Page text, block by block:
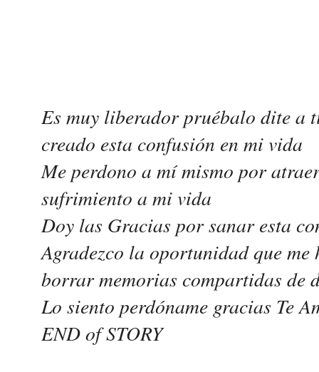
Es muy liberador pruébalo dite a
creado esta confusión en mi vida
Me perdono a mí mismo por
sufrimiento a mi vida
Doy las Gracias por sanar esta
Agradezco la oportunidad que
borrar memorias compartidas de
Lo siento perdóname gracias Te
END of STORY